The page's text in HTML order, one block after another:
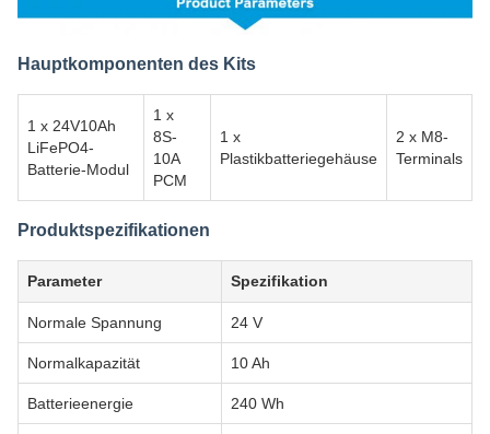
Hauptkomponenten des Kits
1 x 24V10Ah
LiFePO4-
Batterie-Modul
1 x
8S-
10A
PCM
1 x
Plastikbatteriegehäuse
2 x M8-
Terminals
Produktspezifikationen
Parameter Spezifikation
Normale Spannung 24 V
Normalkapazität 10 Ah
Batterieenergie 240 Wh